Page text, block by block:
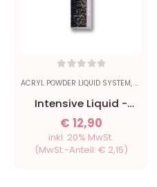
ACRYL POWDER LIQUID SYSTEM, LIQUID
Intensive Liquid -
100ml
€ 12,90
inkl. 20% MwSt.
(MwSt.-Anteil: € 2,15)